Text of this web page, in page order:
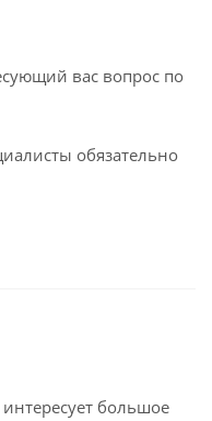
вас вопрос по
обязательно
большое